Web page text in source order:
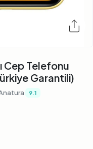
Cep Telefonu
Garantili)
9.1